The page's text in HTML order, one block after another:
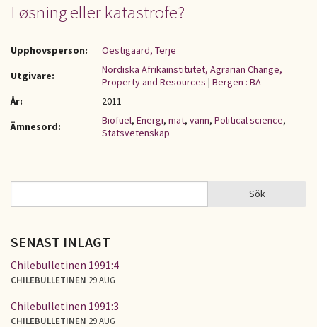
Løsning eller katastrofe?
Upphovsperson:
Oestigaard, Terje
Utgivare:
Nordiska Afrikainstitutet, Agrarian Change,
Property and Resources | Bergen : BA
År:
2011
Ämnesord:
Biofuel, Energi, mat, vann, Political science,
Statsvetenskap
SÖKFORMULÄR Sök
SENAST INLAGT
Chilebulletinen 1991:4
CHILEBULLETINEN 29 AUG
Chilebulletinen 1991:3
CHILEBULLETINEN 29 AUG